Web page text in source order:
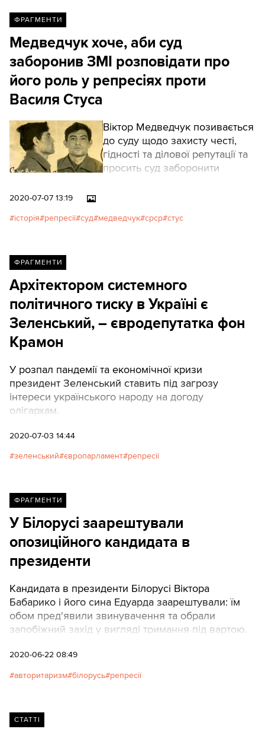
ФРАГМЕНТИ
Медведчук хоче, аби суд
заборонив ЗМІ розповідати про
його роль у репресіях проти
Василя Стуса
Віктор Медведчук позивається
до суду щодо захисту честі,
гідності та ділової репутації та
просить суд заборонити
поширення будь-якої
2020-07-07 13:19
історія репресії суд медведчук срср стус
ФРАГМЕНТИ
Архітектором системного
політичного тиску в Україні є
Зеленський, – євродепутатка фон
Крамон
У розпал пандемії та економічної кризи
президент Зеленський ставить під загрозу
інтереси українського народу на догоду
олігархам.
2020-07-03 14:44
зеленський європарламент репресії
ФРАГМЕНТИ
У Білорусі заарештували
опозиційного кандидата в
президенти
Кандидата в президенти Білорусі Віктора
Бабарико і його сина Едуарда заарештували: їм
обом пред'явили звинувачення та обрали
запобіжний захід у вигляді тримання під вартою.
2020-06-22 08:49
авторитаризм білорусь репресії
СТАТТІ